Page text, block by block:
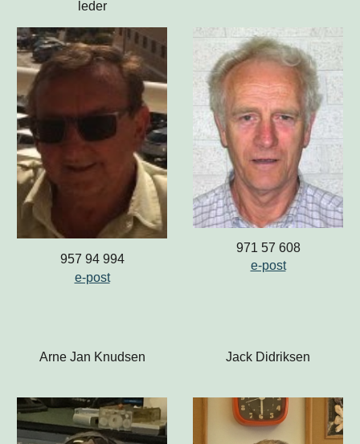
leder
957 94 994
e-post
971 57 608
e-post
Arne Jan Knudsen Jack Didriksen